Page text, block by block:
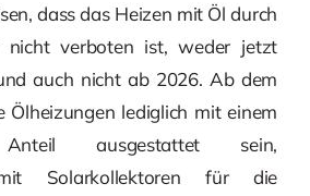
dass das Heizen mit Öl durch
nicht verboten ist, weder jetzt
auch nicht ab 2026. Ab dem
Ölheizungen lediglich mit einem
Anteil ausgestattet sein,
mit Solarkollektoren für die